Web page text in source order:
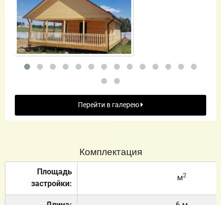
Перейти в галерею
Комплектация
Площадь
застройки:
м2